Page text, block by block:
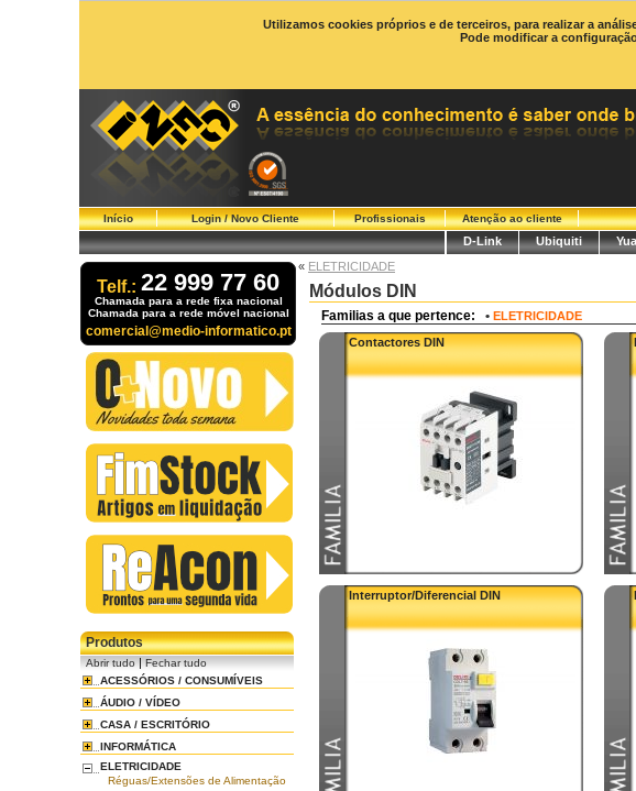
Utilizamos cookies próprios e de terceiros, para realizar a
Pode modificar a
Início Login / Novo Cliente Profissionais Atenção ao cliente
D-Link Ubiquiti
Telf.: 22 999 77 60
Chamada para a rede fixa nacional
Chamada para a rede móvel nacional
comercial@medio-informatico.pt
Produtos
Abrir tudo|Fechar tudo
ACESSÓRIOS / CONSUMÍVEIS
ÁUDIO / VÍDEO
CASA / ESCRITÓRIO
INFORMÁTICA
ELETRICIDADE
Réguas/Extensões de Alimentação
« ELETRICIDADE
Módulos DIN
Familias a que pertence: • ELETRICIDADE
Contactores DIN
Interruptor/Diferencial DIN